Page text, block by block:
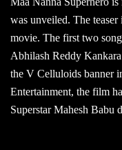
was unveiled. The
movie. The first two
Abhilash Reddy
the V Celluloids banner
Entertainment, the film
Superstar Mahesh Babu